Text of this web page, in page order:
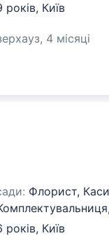
років, Київ
4 місяці
Флорист,
років, Київ